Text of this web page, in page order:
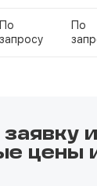
По
запросу
По
цены